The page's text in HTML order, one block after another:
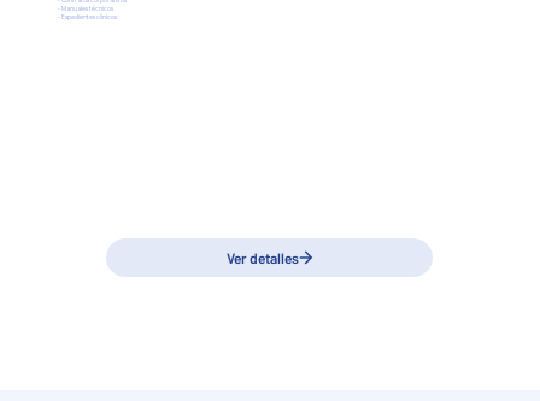
- Manuales técnicos
- Expedientes clínicos
Ver detalles